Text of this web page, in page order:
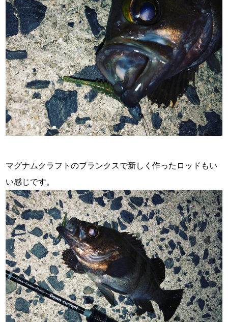
マグナムクラフトのブランクスで新しく作ったロッドもい
い感じです。